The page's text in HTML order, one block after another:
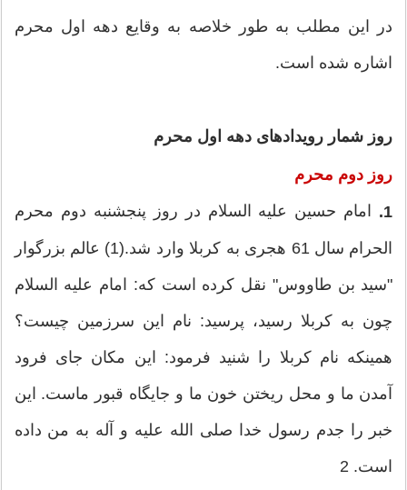
در این مطلب به طور خلاصه به وقایع دهه اول محرم
اشاره شده است.
روز شمار رویدادهای دهه اول محرم
روز دوم محرم
1. امام حسین علیه ‏السلام در روز پنجشنبه دوم محرم
الحرام سال 61 هجری به كربلا وارد شد.(1) عالم بزرگوار
"سید بن طاووس" نقل كرده است كه: امام علیه ‏السلام
چون به كربلا رسید، پرسید: نام این سرزمین چیست؟
همینكه نام كربلا را شنید فرمود: این مكان جای فرود
آمدن ما و محل ریختن خون ما و جایگاه قبور ماست. این
خبر را جدم رسول خدا صلی ‏الله ‏علیه ‏و ‏آله به من داده
است. 2